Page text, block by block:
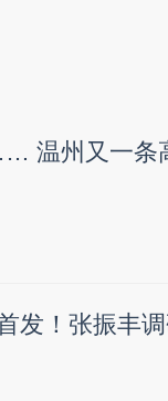
温州又一条
发！张振丰